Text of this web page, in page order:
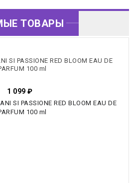
ТОВАРЫ
SI PASSIONE RED BLOOM EAU DE
100 ml
1 099 ₽